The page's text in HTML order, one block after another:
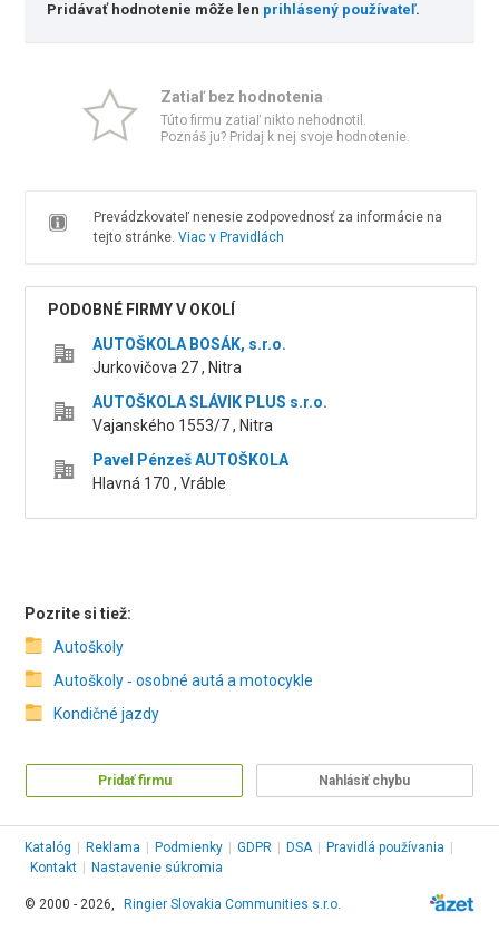
Pridávať hodnotenie môže len prihlásený používateľ.
Zatiaľ bez hodnotenia
Túto firmu zatiaľ nikto nehodnotil.
Poznáš ju? Pridaj k nej svoje hodnotenie.
Prevádzkovateľ nenesie zodpovednosť za informácie na
tejto stránke. Viac v Pravidlách
PODOBNÉ FIRMY V OKOLÍ
AUTOŠKOLA BOSÁK, s.r.o.
Jurkovičova 27 , Nitra
AUTOŠKOLA SLÁVIK PLUS s.r.o.
Vajanského 1553/7 , Nitra
Pavel Pénzeš AUTOŠKOLA
Hlavná 170 , Vráble
Pozrite si tiež:
Autoškoly
Autoškoly ‑ osobné autá a motocykle
Kondičné jazdy
Pridať firmu Nahlásiť chybu
Katalóg Reklama Podmienky GDPR DSA Pravidlá používania
Kontakt
Nastavenie súkromia
© 2000 - 2026, Ringier Slovakia Communities s.r.o.